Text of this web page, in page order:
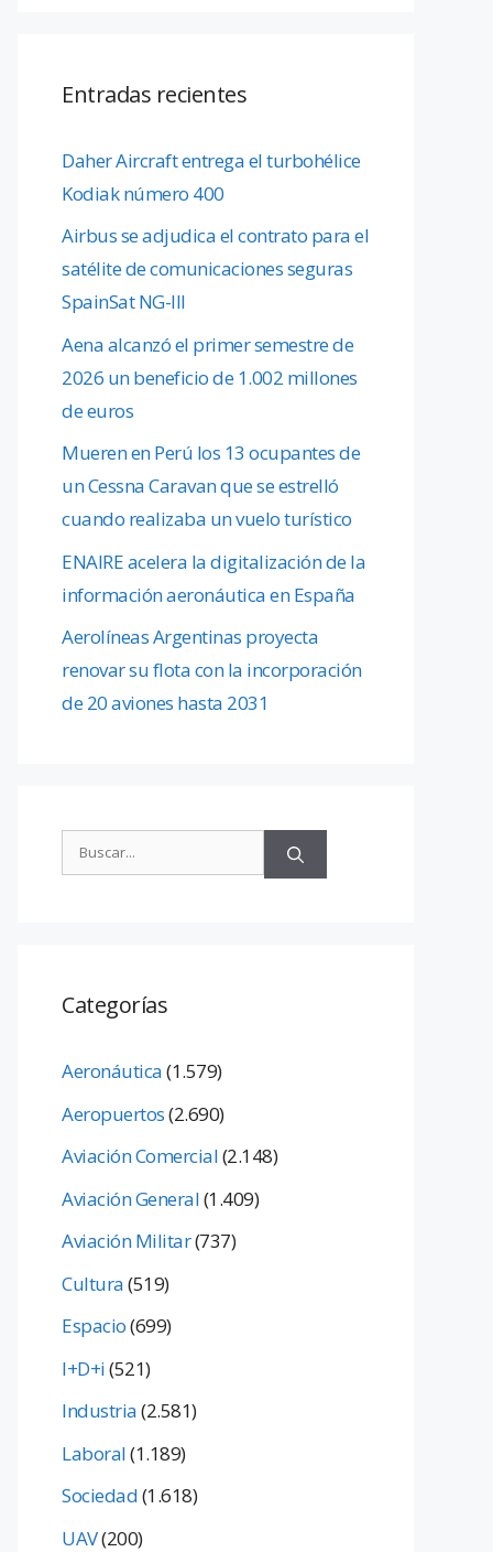
Entradas recientes
Daher Aircraft entrega el turbohélice
Kodiak número 400
Airbus se adjudica el contrato para el
satélite de comunicaciones seguras
SpainSat NG-III
Aena alcanzó el primer semestre de
2026 un beneficio de 1.002 millones
de euros
Mueren en Perú los 13 ocupantes de
un Cessna Caravan que se estrelló
cuando realizaba un vuelo turístico
ENAIRE acelera la digitalización de la
información aeronáutica en España
Aerolíneas Argentinas proyecta
renovar su flota con la incorporación
de 20 aviones hasta 2031
Categorías
Aeronáutica(1.579)
Aeropuertos(2.690)
Aviación Comercial(2.148)
Aviación General(1.409)
Aviación Militar(737)
Cultura(519)
Espacio(699)
I+D+i(521)
Industria(2.581)
Laboral(1.189)
Sociedad(1.618)
UAV(200)